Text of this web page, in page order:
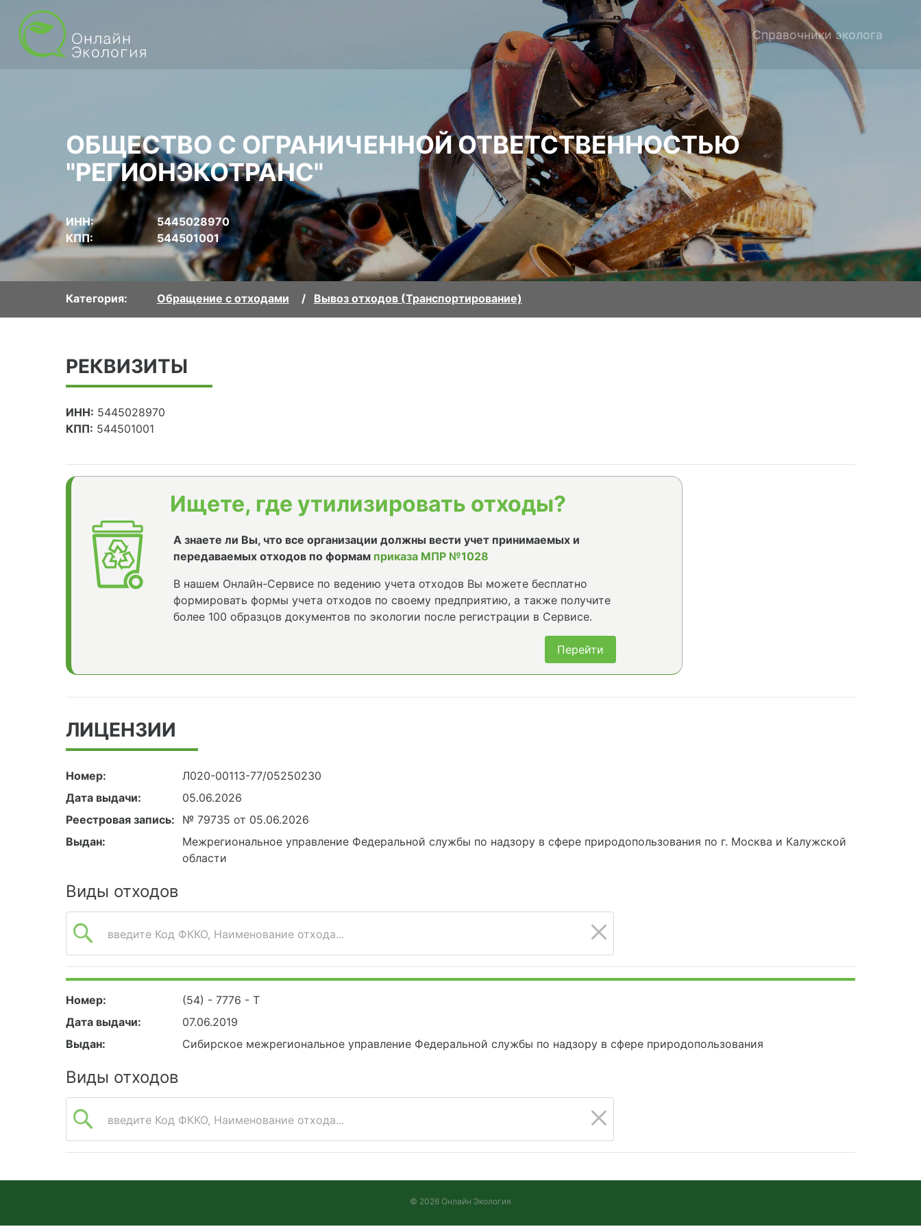
Справочники эколога
ОБЩЕСТВО С ОГРАНИЧЕННОЙ ОТВЕТСТВЕННОСТЬЮ
"РЕГИОНЭКОТРАНС"
ИНН:
5445028970
КПП:
544501001
Категория: Обращение с отходами Вывоз отходов (Транспортирование)
РЕКВИЗИТЫ
ИНН: 5445028970
КПП: 544501001
Ищете, где утилизировать отходы?
А знаете ли Вы, что все организации должны вести учет принимаемых и
передаваемых отходов по формам приказа МПР №1028
В нашем Онлайн-Сервисе по ведению учета отходов Вы можете бесплатно
формировать формы учета отходов по своему предприятию, а также получите
более 100 образцов документов по экологии после регистрации в Сервисе.
Перейти
ЛИЦЕНЗИИ
Номер:
Л020-00113-77/05250230
Дата выдачи:
05.06.2026
Реестровая запись:
№ 79735 от 05.06.2026
Выдан:
Межрегиональное управление Федеральной службы по надзору в сфере природопользования по г. Москва и Калужской
области
Виды отходов
введите Код ФККО, Наименование отхода...
Номер:
(54) - 7776 - Т
Дата выдачи:
07.06.2019
Выдан:
Сибирское межрегиональное управление Федеральной службы по надзору в сфере природопользования
Виды отходов
введите Код ФККО, Наименование отхода...
© 2026 Онлайн Экология